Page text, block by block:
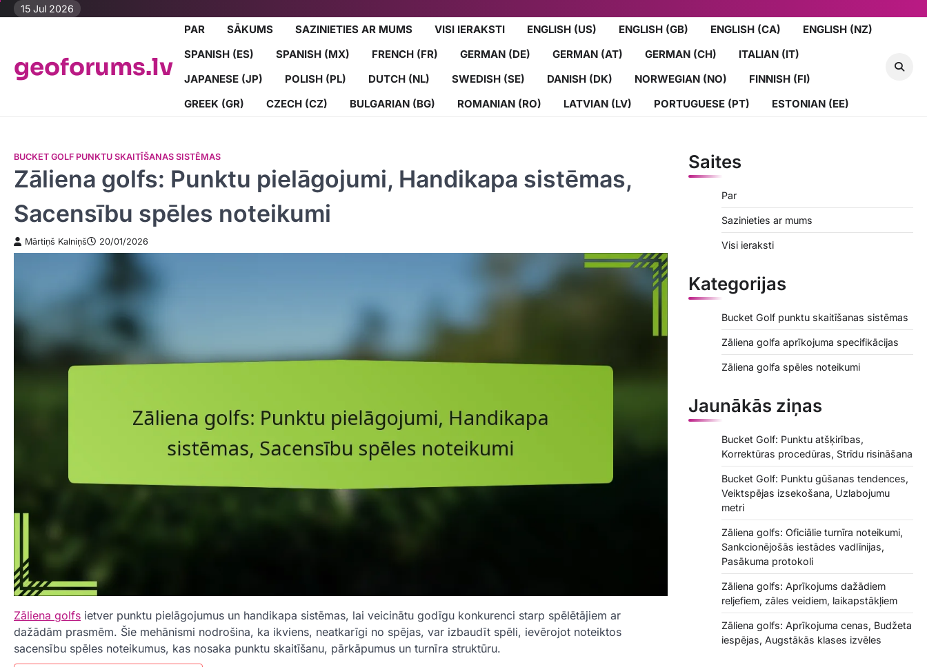
Skip15 Jul 2026
geoforums.lv
PAR SĀKUMS SAZINIETIES AR MUMS VISI IERAKSTI ENGLISH (US) ENGLISH (GB) ENGLISH (CA)
ENGLISH (NZ)
SPANISH (ES)
SPANISH (MX) FRENCH (FR) GERMAN (DE) GERMAN (AT) GERMAN (CH)
ITALIAN (IT)
JAPANESE (JP)
POLISH (PL) DUTCH (NL) SWEDISH (SE) DANISH (DK) NORWEGIAN (NO)
FINNISH (FI)
GREEK (GR)
CZECH (CZ) BULGARIAN (BG) ROMANIAN (RO) LATVIAN (LV) PORTUGUESE (PT) ESTONIAN (EE)
BUCKET GOLF PUNKTU SKAITĪŠANAS SISTĒMAS
Zāliena golfs: Punktu pielāgojumi, Handikapa sistēmas,
Sacensību spēles noteikumi
Mārtiņš Kalniņš 20/01/2026
Zāliena golfs ietver punktu pielāgojumus un handikapa sistēmas, lai veicinātu godīgu konkurenci starp spēlētājiem ar
dažādām prasmēm. Šie mehānismi nodrošina, ka ikviens, neatkarīgi no spējas, var izbaudīt spēli, ievērojot noteiktos
sacensību spēles noteikumus, kas nosaka punktu skaitīšanu, pārkāpumus un turnīra struktūru.
Saites
Par
Sazinieties ar mums
Visi ieraksti
Kategorijas
Bucket Golf punktu skaitīšanas sistēmas
Zāliena golfa aprīkojuma specifikācijas
Zāliena golfa spēles noteikumi
Jaunākās ziņas
Bucket Golf: Punktu atšķirības,
Korrektūras procedūras, Strīdu risināšana
Bucket Golf: Punktu gūšanas tendences,
Veiktspējas izsekošana, Uzlabojumu
metri
Zāliena golfs: Oficiālie turnīra noteikumi,
Sankcionējošās iestādes vadlīnijas,
Pasākuma protokoli
Zāliena golfs: Aprīkojums dažādiem
reljefiem, zāles veidiem, laikapstākļiem
Zāliena golfs: Aprīkojuma cenas, Budžeta
iespējas, Augstākās klases izvēles